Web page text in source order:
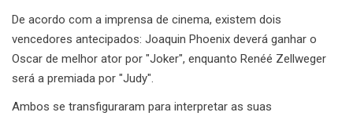
De acordo com a imprensa de cinema, existem dois
vencedores antecipados: Joaquin Phoenix deverá ganhar o
Oscar de melhor ator por "Joker", enquanto Renéé Zellweger
será a premiada por "Judy".
Ambos se transfiguraram para interpretar as suas